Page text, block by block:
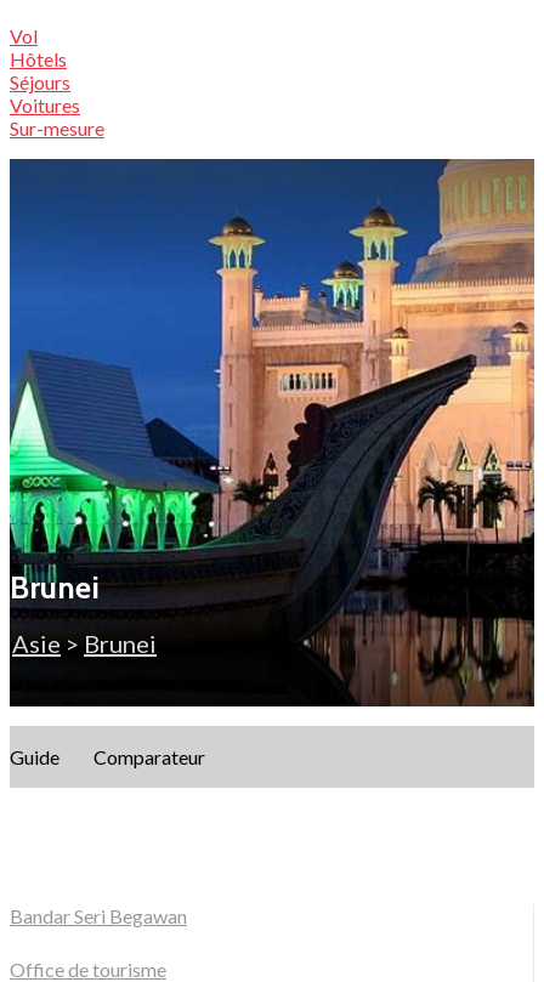
Vol
Hôtels
Séjours
Voitures
Sur-mesure
Brunei
Asie > Brunei
Guide Comparateur
Bandar Seri Begawan
Office de tourisme